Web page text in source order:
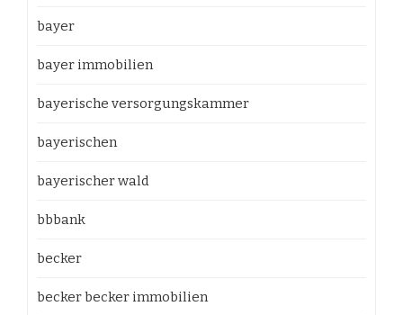
bayer
bayer immobilien
bayerische versorgungskammer
bayerischen
bayerischer wald
bbbank
becker
becker becker immobilien